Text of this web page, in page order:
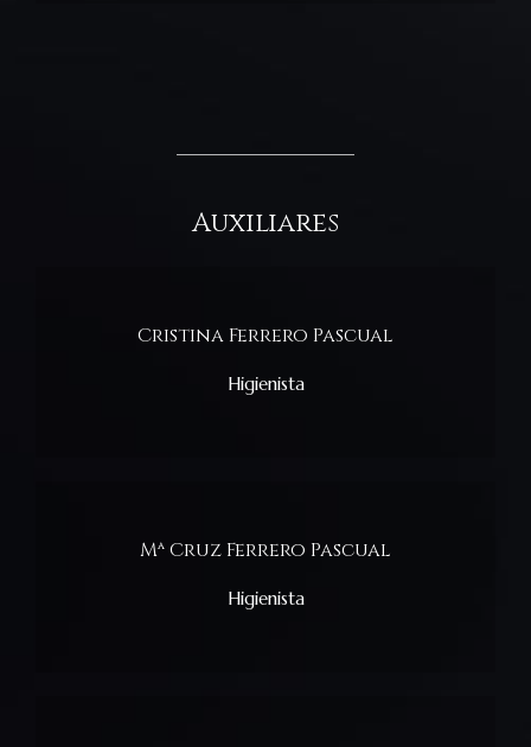
Auxiliares
Cristina Ferrero Pascual
Higienista
Mª Cruz Ferrero Pascual
Higienista